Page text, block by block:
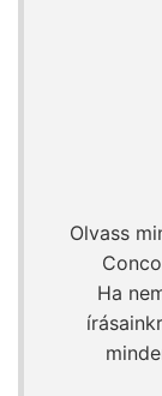
Olvass
Ha